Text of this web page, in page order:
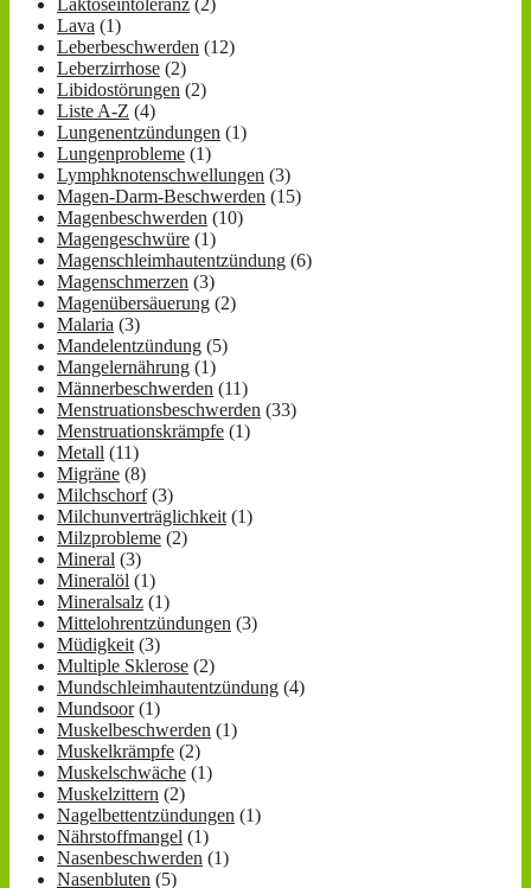
Lava (1)
Leberbeschwerden (12)
Leberzirrhose (2)
Libidostörungen (2)
Liste A-Z (4)
Lungenentzündungen (1)
Lungenprobleme (1)
Lymphknotenschwellungen (3)
Magen-Darm-Beschwerden (15)
Magenbeschwerden (10)
Magengeschwüre (1)
Magenschleimhautentzündung (6)
Magenschmerzen (3)
Magenübersäuerung (2)
Malaria (3)
Mandelentzündung (5)
Mangelernährung (1)
Männerbeschwerden (11)
Menstruationsbeschwerden (33)
Menstruationskrämpfe (1)
Metall (11)
Migräne (8)
Milchschorf(3)
Milchunverträglichkeit (1)
Milzprobleme (2)
Mineral (3)
Mineralöl (1)
Mineralsalz (1)
Mittelohrentzündungen (3)
Müdigkeit (3)
Multiple Sklerose (2)
Mundschleimhautentzündung (4)
Mundsoor(1)
Muskelbeschwerden (1)
Muskelkrämpfe (2)
Muskelschwäche (1)
Muskelzittern (2)
Nagelbettentzündungen (1)
Nährstoffmangel (1)
Nasenbeschwerden (1)
Nasenbluten (5)